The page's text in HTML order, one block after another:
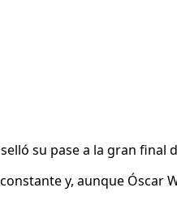
su pase a la gran final
y, aunque Óscar